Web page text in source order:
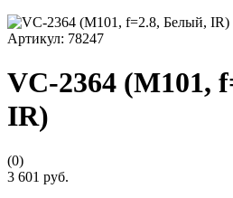
Артикул: 78247
VC-2364 (M101,
IR)
(0)
3 601 руб.